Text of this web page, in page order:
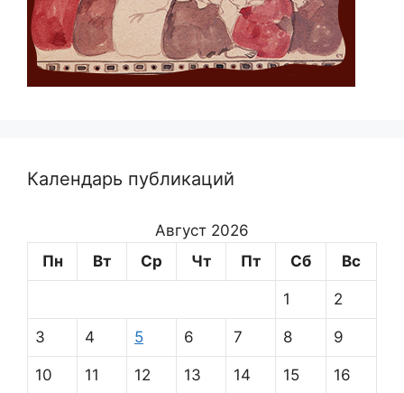
Календарь публикаций
Август 2026
Пн
Вт Ср Чт Пт Сб Вс
1 2
3 4 5 6 7 8 9
10 11 12 13 14 15 16